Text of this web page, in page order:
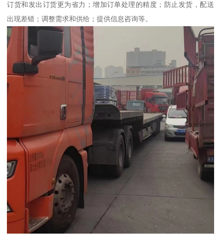
订货和发出订货更为省力；增加订单处理的精度；防止发货，配送
出现差错；调整需求和供给；提供信息咨询等。